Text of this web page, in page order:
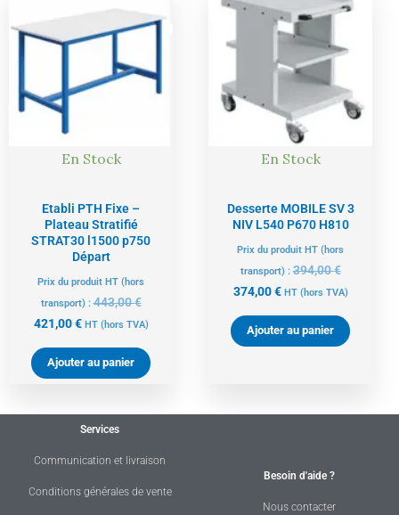
En Stock
Etabli PTH Fixe –
Plateau Stratifié
STRAT30 l1500 p750
Départ
Prix du produit HT (hors
transport) :443,00€
initial
443,00 €.
421,00€
actuel
421,00 €.
HT (hors TVA)
Ajouter au panier
En Stock
Desserte MOBILE SV 3
NIV L540 P670 H810
Prix du produit HT (hors
transport) :394,00€
prix
était :
374,00€
prix
actuel
est :
374,00 €.
HT (hors TVA)
Ajouter au panier
Services
Communication et livraison
Conditions générales de vente
Besoin d'aide ?
Nous contacter